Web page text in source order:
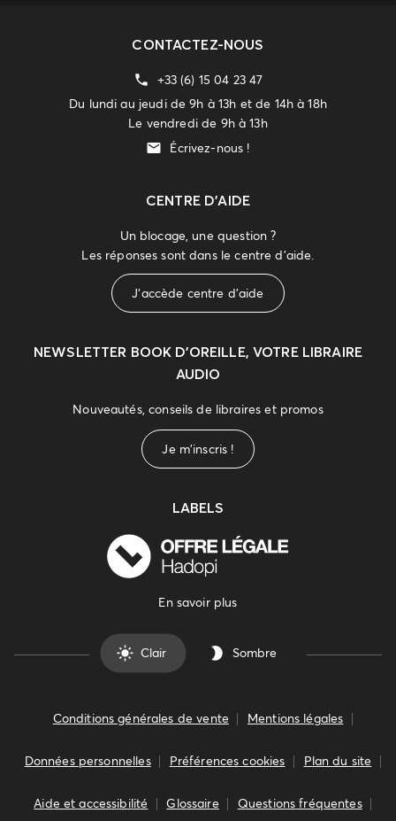
CONTACTEZ-NOUS
+33 (6) 15 04 23 47
Du lundi au jeudi de 9h à 13h et de 14h à 18h
Le vendredi de 9h à 13h
Écrivez-nous !
CENTRE D'AIDE
Un blocage, une question ?
Les réponses sont dans le centre d'aide.
J'accède centre d'aide
NEWSLETTER BOOK D’OREILLE, VOTRE LIBRAIRE
AUDIO
Nouveautés, conseils de libraires et promos
Je m'inscris !
LABELS
En savoir plus
Clair Sombre
Conditions générales de vente Mentions légales
Données personnelles Préférences cookies Plan du site
Aide et accessibilité Glossaire Questions fréquentes